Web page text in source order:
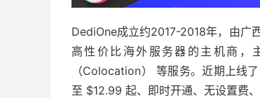
DediOne成立约2017-2018年，由广
高性价比海外服务器的主机商，
（Colocation） 等服务。近期上线
至 $12.99 起、即时开通、无设置费